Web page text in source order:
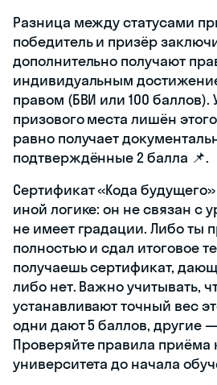
Разница между статусами
победитель и призёр
дополнительно получают
индивидуальным
правом (БВИ или 100 баллов).
призового места лишён
равно получает
подтверждённые 2 балла 📌.
Сертификат «Кода
иной логике: он не связан с
не имеет градации. Либо ты
полностью и сдал итоговое
получаешь сертификат,
либо нет. Важно учитывать,
устанавливают точный вес
одни дают 5 баллов, другие
Проверяйте правила приёма
университета до начала